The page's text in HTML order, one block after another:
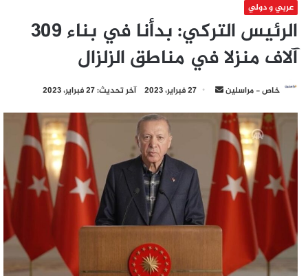
عربي و دولي
الرئيس التركي: بدأنا في بناء 309
آلاف منزلا في مناطق الزلزال
خاص - مراسلين
أرسل 27 فبراير، 2023 آخر تحديث: 27 فبراير، 2023